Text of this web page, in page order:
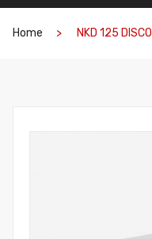
Home NKD 125 DISCO